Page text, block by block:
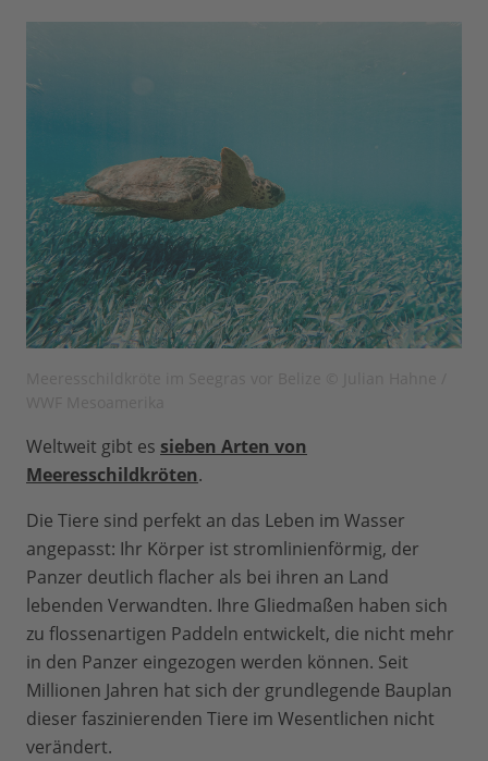
Weltweit gibt es sieben Arten von
Meeresschildkröten.
Die Tiere sind perfekt an das Leben im Wasser
angepasst: Ihr Körper ist stromlinienförmig, der
Panzer deutlich flacher als bei ihren an Land
lebenden Verwandten. Ihre Gliedmaßen haben sich
zu flossenartigen Paddeln entwickelt, die nicht mehr
in den Panzer eingezogen werden können. Seit
Millionen Jahren hat sich der grundlegende Bauplan
dieser faszinierenden Tiere im Wesentlichen nicht
verändert.